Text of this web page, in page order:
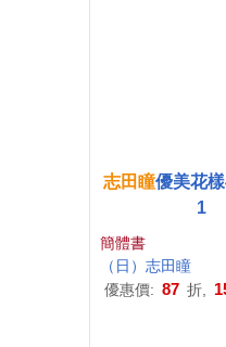
志田瞳優美花
1
簡體書
（ 日 ） 志田瞳
優惠價: 87 折,